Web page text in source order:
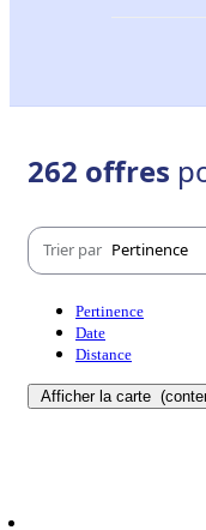
262 offres
Trier par Pertinence
Pertinence
Date
Distance
Afficher la carte